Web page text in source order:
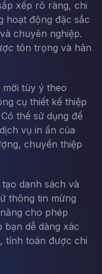
xếp rõ ràng, chi
hoạt động đặc sắc
chuyên nghiệp.
tôn trọng và hân
tùy ý theo
cụ thiết kế thiệp
thể sử dụng để
vụ in ấn của
chuyển thiệp
danh sách và
thông tin mừng
cho phép
bạn dễ dàng xác
tính toán được chi